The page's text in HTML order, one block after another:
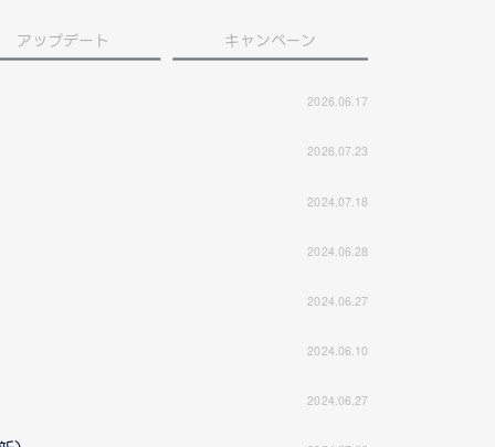
アップデート キャンペーン
2026.06.17
2026.07.23
2024.07.18
2024.06.28
2024.06.27
2024.06.10
2024.06.27